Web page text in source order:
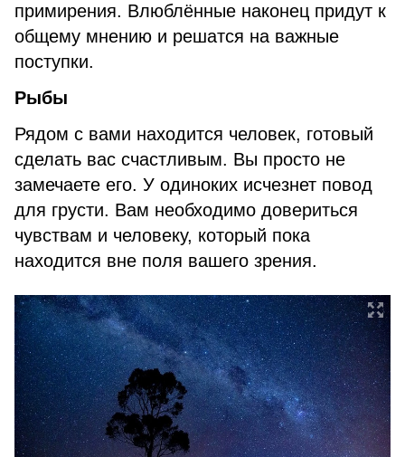
примирения. Влюблённые наконец придут к
общему мнению и решатся на важные
поступки.
Рыбы
Рядом с вами находится человек, готовый
сделать вас счастливым. Вы просто не
замечаете его. У одиноких исчезнет повод
для грусти. Вам необходимо довериться
чувствам и человеку, который пока
находится вне поля вашего зрения.